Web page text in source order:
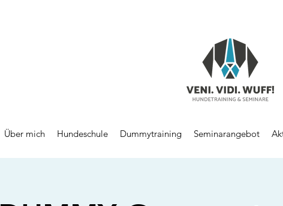
Über mich Hundeschule Dummytraining Seminarangebot